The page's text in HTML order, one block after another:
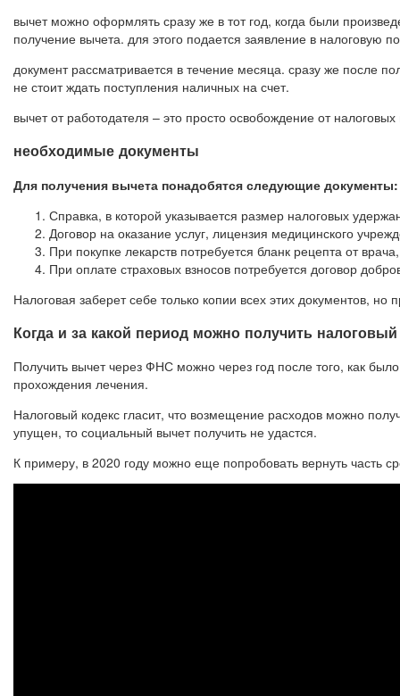
вычет можно оформлять сразу же в тот год, когда были
получение вычета. для этого подается заявление в налоговую
документ рассматривается в течение месяца. сразу же после
не стоит ждать поступления наличных на счет.
вычет от работодателя – это просто освобождение от
необходимые документы
Для получения вычета понадобятся следующие документы:
Справка, в которой указывается размер налоговых
Договор на оказание услуг, лицензия медицинского
При покупке лекарств потребуется бланк рецепта от
При оплате страховых взносов потребуется договор
Налоговая заберет себе только копии всех этих документов,
Когда и за какой период можно получить
Получить вычет через ФНС можно через год после того, как
прохождения лечения.
Налоговый кодекс гласит, что возмещение расходов можно
упущен, то социальный вычет получить не удастся.
К примеру, в 2020 году можно еще попробовать вернуть часть